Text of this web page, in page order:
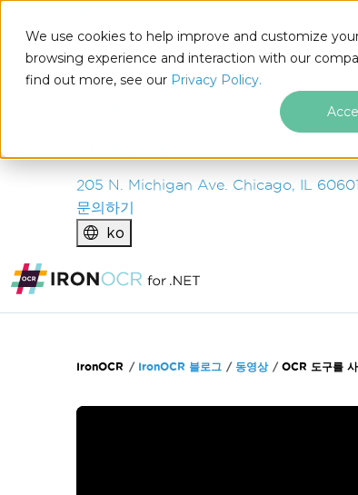
We use cookies to help improve and customize
browsing experience and interaction with our
find out more, see our Privacy Policy.
IRONSOFTWARE
제품
기업
205 N. Michigan Ave. Chicago, IL
문의하기
ko
IronOCR IronOCR 블로그 동영상 OCR 도구를